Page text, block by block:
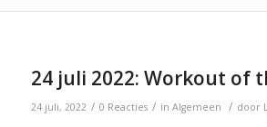
24 juli 2022: Workout of
24 juli, 2022 / 0 Reacties / in Algemeen / door